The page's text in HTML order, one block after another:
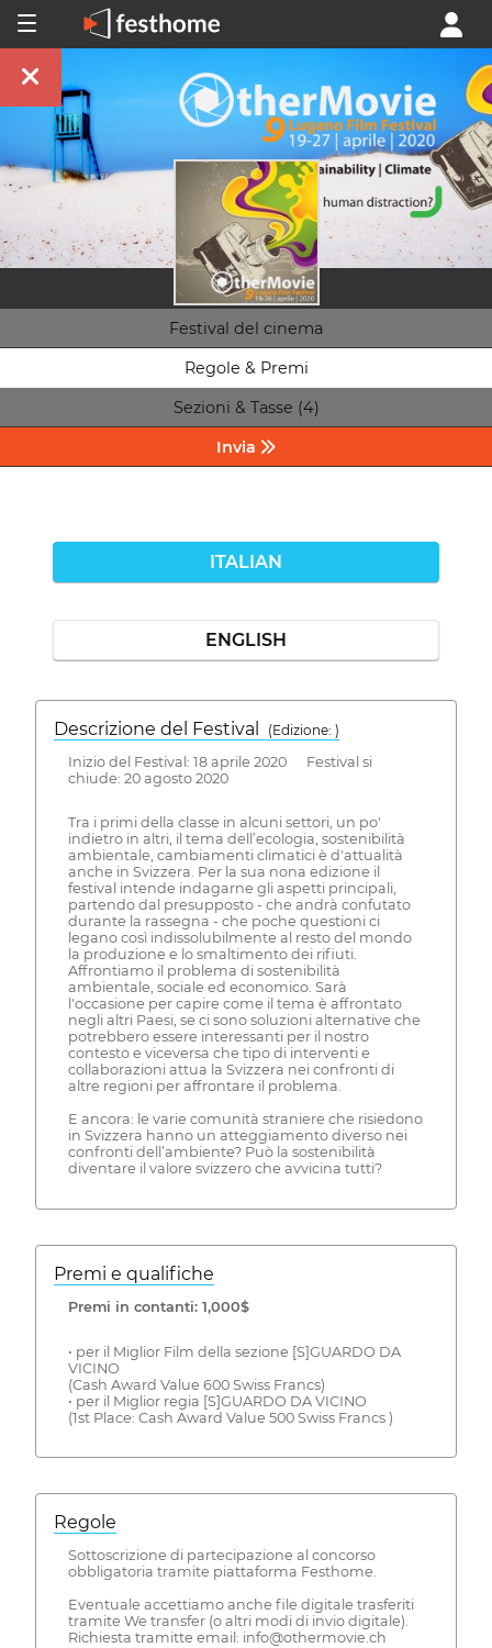
Festival del cinema
Regole & Premi
Sezioni & Tasse (4)
Invia
ITALIAN
ENGLISH
Descrizione del Festival
( Edizione: )
Inizio del Festival: 18 aprile 2020 Festival si
chiude: 20 agosto 2020
Tra i primi della classe in alcuni settori, un po'
indietro in altri, il tema dell’ecologia, sostenibilità
ambientale, cambiamenti climatici è d'attualità
anche in Svizzera. Per la sua nona edizione il
festival intende indagarne gli aspetti principali,
partendo dal presupposto - che andrà confutato
durante la rassegna - che poche questioni ci
legano così indissolubilmente al resto del mondo
la produzione e lo smaltimento dei rifiuti.
Affrontiamo il problema di sostenibilità
ambientale, sociale ed economico. Sarà
l'occasione per capire come il tema è affrontato
negli altri Paesi, se ci sono soluzioni alternative che
potrebbero essere interessanti per il nostro
contesto e viceversa che tipo di interventi e
collaborazioni attua la Svizzera nei confronti di
altre regioni per affrontare il problema.
E ancora: le varie comunità straniere che risiedono
in Svizzera hanno un atteggiamento diverso nei
confronti dell’ambiente? Può la sostenibilità
diventare il valore svizzero che avvicina tutti?
Premi e qualifiche
Premi in contanti: 1,000$
• per il Miglior Film della sezione [S]GUARDO DA
VICINO
(Cash Award Value 600 Swiss Francs)
• per il Miglior regia [S]GUARDO DA VICINO
(1st Place: Cash Award Value 500 Swiss Francs )
Regole
Sottoscrizione di partecipazione al concorso
obbligatoria tramite piattaforma Festhome.
Eventuale accettiamo anche file digitale trasferiti
tramite We transfer (o altri modi di invio digitale).
Richiesta tramitte email: info@othermovie.ch